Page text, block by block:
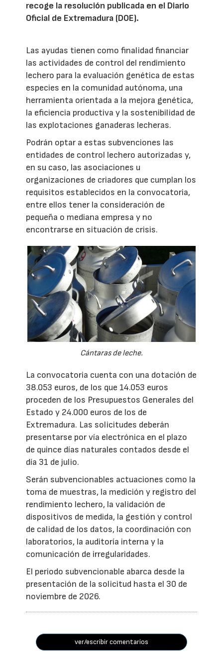
recoge la resolución publicada en el Diario
Oficial de Extremadura (DOE).
Las ayudas tienen como finalidad financiar
las actividades de control del rendimiento
lechero para la evaluación genética de estas
especies en la comunidad autónoma, una
herramienta orientada a la mejora genética,
la eficiencia productiva y la sostenibilidad de
las explotaciones ganaderas lecheras.
Podrán optar a estas subvenciones las
entidades de control lechero autorizadas y,
en su caso, las asociaciones u
organizaciones de criadores que cumplan los
requisitos establecidos en la convocatoria,
entre ellos tener la consideración de
pequeña o mediana empresa y no
encontrarse en situación de crisis.
Cántaras de leche.
La convocatoria cuenta con una dotación de
38.053 euros, de los que 14.053 euros
proceden de los Presupuestos Generales del
Estado y 24.000 euros de los de
Extremadura. Las solicitudes deberán
presentarse por vía electrónica en el plazo
de quince días naturales contados desde el
día 31 de julio.
Serán subvencionables actuaciones como la
toma de muestras, la medición y registro del
rendimiento lechero, la validación de
dispositivos de medida, la gestión y control
de calidad de los datos, la coordinación con
laboratorios, la auditoría interna y la
comunicación de irregularidades.
El periodo subvencionable abarca desde la
presentación de la solicitud hasta el 30 de
noviembre de 2026.
ver/escribir comentarios